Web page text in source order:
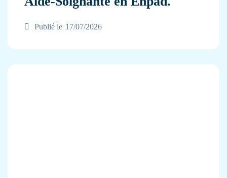
Publié le 17/07/2026